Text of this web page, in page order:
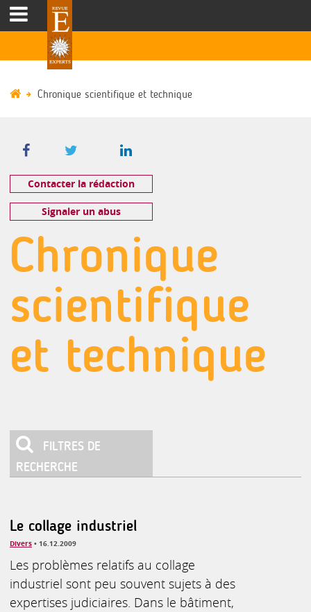
Chronique scientifique et technique
Contacter la rédaction
Signaler un abus
Chronique
scientifique
et technique
FILTRES DE
RECHERCHE
Le collage industriel
Divers • 16.12.2009
Les problèmes relatifs au collage
industriel sont peu souvent sujets à des
expertises judiciaires. Dans le bâtiment,